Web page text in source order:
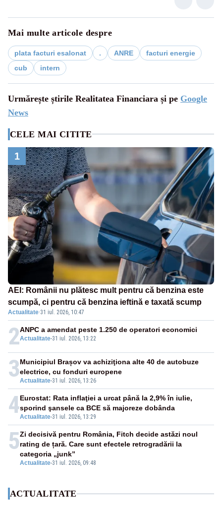
Mai multe articole despre
plata facturi esalonat . ANRE
facturi energie
cub
intern
Urmărește știrile Realitatea Financiara și pe Google
News
CELE MAI CITITE
1
AEI: Românii nu plătesc mult pentru că benzina este
scumpă, ci pentru că benzina ieftină e taxată scump
Actualitate·31 iul. 2026, 10:47
2Actualitate-31 iul. 2026, 13:22
ANPC a amendat peste 1.250 de operatori economici
3Actualitate-31 iul. 2026, 13:26
Municipiul Brașov va achiziţiona alte 40 de autobuze
electrice, cu fonduri europene
4Actualitate-31 iul. 2026, 13:29
Eurostat: Rata inflaţiei a urcat până la 2,9% în iulie,
sporind şansele ca BCE să majoreze dobânda
5
Actualitate-31 iul. 2026, 09:48
Zi decisivă pentru România, Fitch decide astăzi noul
rating de țară. Care sunt efectele retrogradării la
categoria „junk”
ACTUALITATE